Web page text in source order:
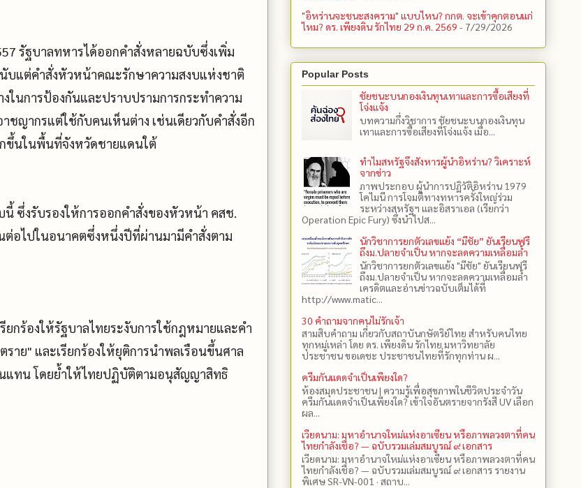
รัฐบาลทหารได้ออกคำสั่งหลายฉบับซึ่งเพิ่ม
บแต่คำสั่งหัวหน้าคณะรักษาความสงบแห่งชาติ
ในการป้องกันและปราบปรามการกระทำความ
ชญากรแต่ใช้กับคนเห็นต่าง เช่นเดียวกับคำสั่งอีก
ขึ้นในพื้นที่จังหวัดชายแดนใต้
ซึ่งรับรองให้การออกคำสั่งของหัวหน้า คสช.
ต่อไปในอนาคตซึ่งหนึ่งปีที่ผ่านมามีคำสั่งตาม
ยกร้องให้รัฐบาลไทยระงับการใช้กฎหมายและคำ
าย" และเรียกร้องให้ยุติการนำพลเรือนขึ้นศาล
แทน โดยย้ำให้ไทยปฏิบัติตามอนุสัญญาสิทธิ
"อิหร่านจะชนะสงคราม" แบบไหน? กกต. จะเข้าคุกตอนแก่
ไหม? ดร. เพียงดิน รักไทย 29 ก.ค. 2569 - 7/29/2026
Popular Posts
ชัยชนะบนกองเงินทุนเทาและการซื้อเสียงที่
โจ่งแจ้ง
บทความกึ่งวิชาการ ชัยชนะบนกองเงินทุน
เทาและการซื้อเสียงที่โจ่งแจ้ง เมื่อ...
ทำไมสหรัฐจึงสังหารผู้นำอิหร่าน? วิเคราะห์
จากข่าว
ภาพประกอบ ผู้นำการปฏิวัติอิหร่าน 1979
โคไมนี การโจมตีทางทหารครั้งใหญ่ร่วม
ระหว่างสหรัฐฯ และอิสราเอล (เรียกว่า
Operation Epic Fury) ซึ่งนำไปส...
นักวิชาการยกตัวเลขแย้ง “มีชัย” ยันเรียนฟรี
ถึงม.ปลายจำเป็น หากจะลดความเหลื่อมล้ำ
นักวิชาการยกตัวเลขแย้ง "มีชัย" ยันเรียนฟรี
ถึงม.ปลายจำเป็น หากจะลดความเหลื่อมล้ำ
เครดิตและอ่านข่าวฉบับเต็มได้ที่
http://www.matic...
30 คำถามจากคนไม่รักเจ้า
สามสิบคำถาม เกี่ยวกับสถาบันกษัตริย์ไทย สำหรับคนไทย
ทุกหมู่เหล่า โดย ดร.​ เพียงดิน รักไทย มหาวิทยาลัย
ประชาชน ขอเดชะ ประชาชนไทยที่รักทุกท่าน ผ...
ครีมกันแดดจำเป็นเพียงใด?
ห้องสมุดประชาชน | ความรู้เพื่อสุขภาพในชีวิตประจำวัน
ครีมกันแดดจำเป็นเพียงใด? เข้าใจอันตรายจากรังสี UV เลือก
ผล...
เวียดนาม: มหาอำนาจใหม่แห่งอาเซียน หรือภาพลวงตาที่คน
ไทยกำลังเชื่อ? — ฉบับรวมเล่มสมบูรณ์ ๙ เอกสาร
เวียดนาม: มหาอำนาจใหม่แห่งอาเซียน หรือภาพลวงตาที่คน
ไทยกำลังเชื่อ? — ฉบับรวมเล่มสมบูรณ์ ๙ เอกสาร รายงาน
พิเศษ SR-VN-001 · สถาบ...